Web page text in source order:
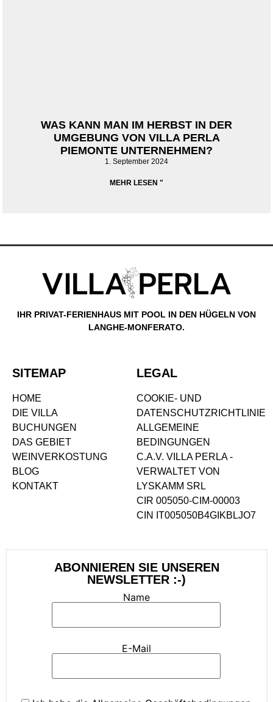
WAS KANN MAN IM HERBST IN DER
UMGEBUNG VON VILLA PERLA
PIEMONTE UNTERNEHMEN?
1. September 2024
MEHR LESEN "
IHR PRIVAT-FERIENHAUS MIT POOL IN DEN HÜGELN VON
LANGHE-MONFERATO.
SITEMAP
HOME
DIE VILLA
BUCHUNGEN
DAS GEBIET
WEINVERKOSTUNG
BLOG
KONTAKT
LEGAL
COOKIE- UND
DATENSCHUTZRICHTLINIE
ALLGEMEINE
BEDINGUNGEN
C.A.V. VILLA PERLA -
VERWALTET VON
LYSKAMM SRL
CIR 005050-CIM-00003
CIN IT005050B4GIKBLJO7
ABONNIEREN SIE UNSEREN
NEWSLETTER :-)
Name
E-Mail